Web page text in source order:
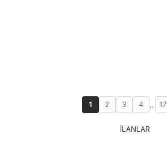
1 2 3 4 ... 17
İLANLAR